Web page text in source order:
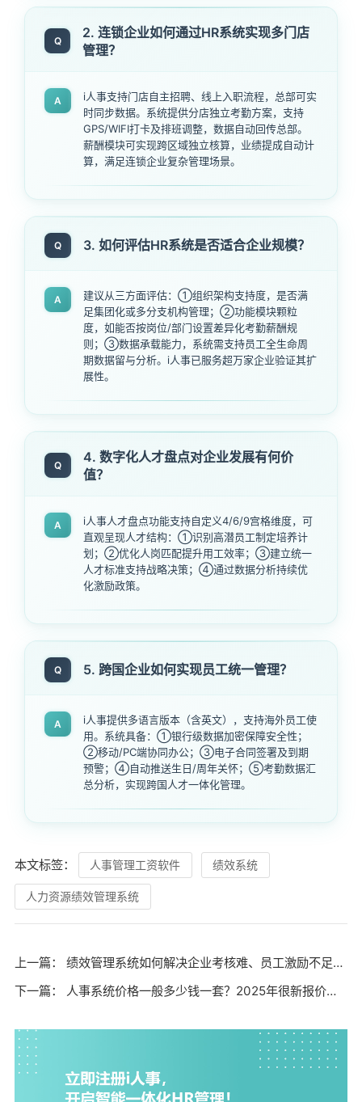
Q
2. 连锁企业如何通过HR系统实现多门店
管理？
A
i人事支持门店自主招聘、线上入职流程，总部可实
时同步数据。系统提供分店独立考勤方案，支持
GPS/WIFI打卡及排班调整，数据自动回传总部。
薪酬模块可实现跨区域独立核算，业绩提成自动计
算，满足连锁企业复杂管理场景。
Q 3. 如何评估HR系统是否适合企业规模？
A
建议从三方面评估：①组织架构支持度，是否满
足集团化或多分支机构管理；②功能模块颗粒
度，如能否按岗位/部门设置差异化考勤薪酬规
则；③数据承载能力，系统需支持员工全生命周
期数据留与分析。i人事已服务超万家企业验证其扩
展性。
Q
4. 数字化人才盘点对企业发展有何价
值？
A
i人事人才盘点功能支持自定义4/6/9宫格维度，可
直观呈现人才结构：①识别高潜员工制定培养计
划；②优化人岗匹配提升用工效率；③建立统一
人才标准支持战略决策；④通过数据分析持续优
化激励政策。
Q 5. 跨国企业如何实现员工统一管理？
A
i人事提供多语言版本（含英文），支持海外员工使
用。系统具备：①银行级数据加密保障安全性；
②移动/PC端协同办公；③电子合同签署及到期
预警；④自动推送生日/周年关怀；⑤考勤数据汇
总分析，实现跨国人才一体化管理。
本文标签： 人事管理工资软件 绩效系统
人力资源绩效管理系统
上一篇： 绩效管理系统如何解决企业考核难、员工激励不足的痛点？
下一篇： 人事系统价格一般多少钱一套？2025年很新报价及选购指南